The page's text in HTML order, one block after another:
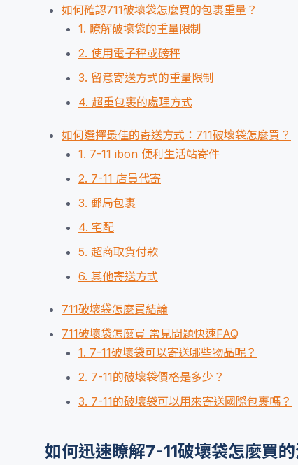
如何確認711破壞袋怎麼買的包裹重量？
1. 瞭解破壞袋的重量限制
2. 使用電子秤或磅秤
3. 留意寄送方式的重量限制
4. 超重包裹的處理方式
如何選擇最佳的寄送方式：711破壞袋怎麼買？
1. 7-11 ibon 便利生活站寄件
2. 7-11 店員代寄
3. 郵局包裹
4. 宅配
5. 超商取貨付款
6. 其他寄送方式
711破壞袋怎麼買結論
711破壞袋怎麼買 常見問題快速FAQ
1. 7-11破壞袋可以寄送哪些物品呢？
2. 7-11的破壞袋價格是多少？
3. 7-11的破壞袋可以用來寄送國際包裹嗎？
如何迅速瞭解7-11破壞袋怎麼買的